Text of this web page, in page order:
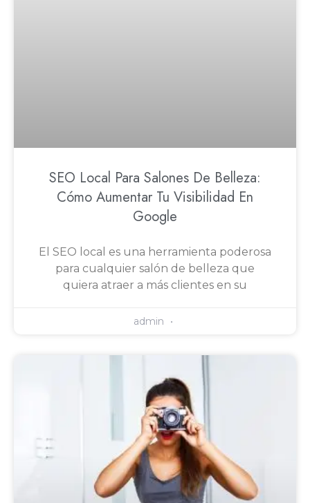
SEO Local Para Salones De Belleza:
Cómo Aumentar Tu Visibilidad En
Google
El SEO local es una herramienta poderosa
para cualquier salón de belleza que
quiera atraer a más clientes en su
admin